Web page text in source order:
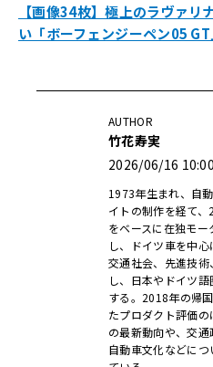
【画像34枚】極上のラヴァリ
い「ボーフェンジーペン05
AUTHOR
竹花寿実
2026/06/16 10:00
1973年生まれ、自
イトの制作を経て
をベースに在独モ
し、ドイツ車を中
交通社会、先進技
し、日本やドイツ
する。2018年の帰
たプロダクト評価
の最新動向や、交通
自動車文化などに